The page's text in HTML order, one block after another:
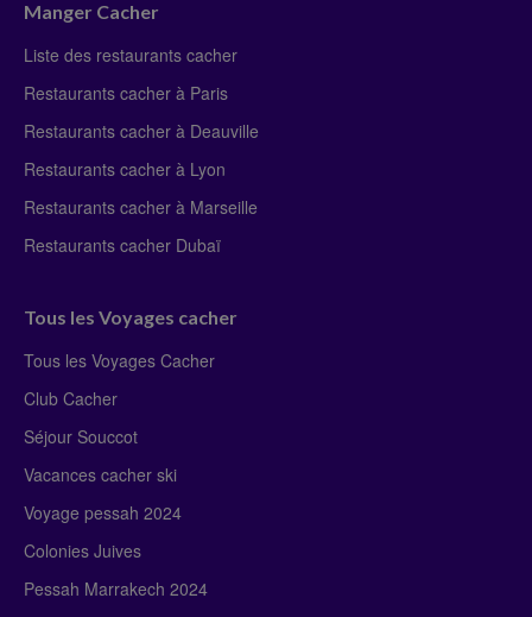
Manger Cacher
Liste des restaurants cacher
Restaurants cacher à Paris
Restaurants cacher à Deauville
Restaurants cacher à Lyon
Restaurants cacher à Marseille
Restaurants cacher Dubaï
Tous les Voyages cacher
Tous les Voyages Cacher
Club Cacher
Séjour Souccot
Vacances cacher ski
Voyage pessah 2024
Colonies Juives
Pessah Marrakech 2024